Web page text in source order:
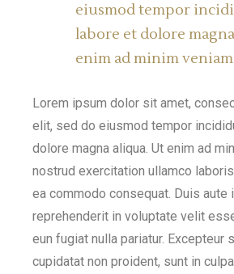
eiusmod tempor
labore et dolore
enim ad minim
Lorem ipsum dolor sit amet,
elit, sed do eiusmod tempor
dolore magna aliqua. Ut enim ad
nostrud exercitation ullamco
ea commodo consequat. Duis aute
reprehenderit in voluptate velit
eun fugiat nulla pariatur. Excepteur
cupidatat non proident, sunt in